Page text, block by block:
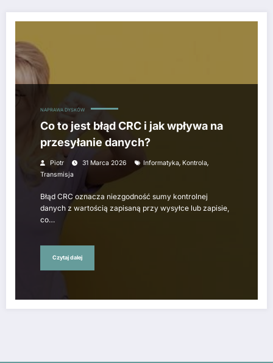
NAPRAWA DYSKÓW
Co to jest błąd CRC i jak wpływa na
przesyłanie danych?
Piotr 31 Marca 2026 Informatyka, Kontrola,
Transmisja
Błąd CRC oznacza niezgodność sumy kontrolnej
danych z wartością zapisaną przy wysyłce lub zapisie,
co…
Czytaj dalej